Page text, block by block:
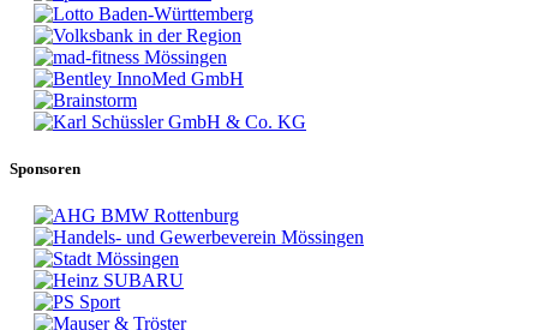
Sponsoren